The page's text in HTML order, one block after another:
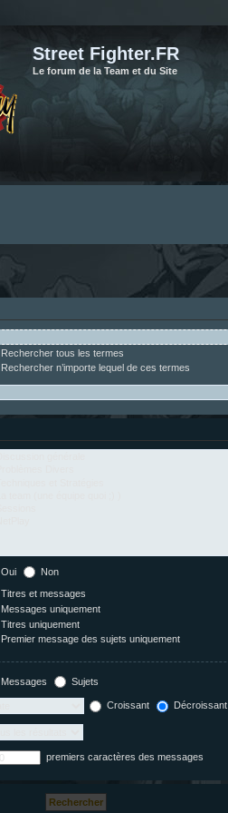
Street Fighter.FR
Le forum de la Team et du Site
Rechercher tous les termes
Rechercher n’importe lequel de ces termes
Oui Non
Titres et messages
Messages uniquement
Titres uniquement
Premier message des sujets uniquement
Messages Sujets
Croissant Décroissant
premiers caractères des messages